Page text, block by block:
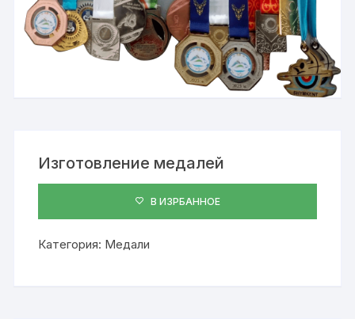
Изготовление медалей
В ИЗРБАННОЕ
Категория: Медали